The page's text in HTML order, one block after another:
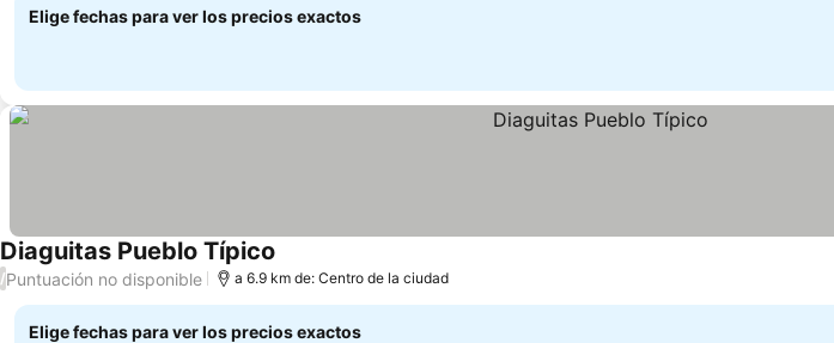
Elige fechas para ver los precios exactos
Diaguitas Pueblo Típico
/Puntuación no disponible a 6.9 km de: Centro de la ciudad
Elige fechas para ver los precios exactos